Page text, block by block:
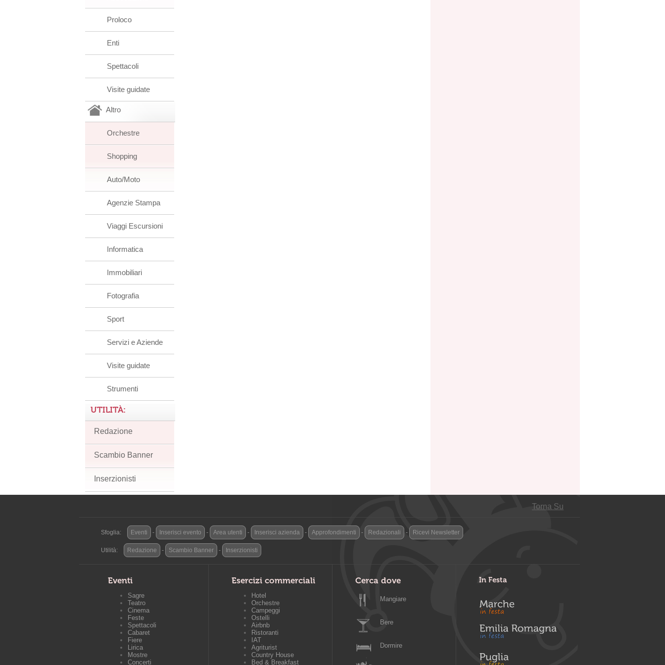
Proloco
Enti
Spettacoli
Visite guidate
Altro
Orchestre
Shopping
Auto/Moto
Agenzie Stampa
Viaggi Escursioni
Informatica
Immobiliari
Fotografia
Sport
Servizi e Aziende
Visite guidate
Strumenti
UTILITÀ:
Redazione
Scambio Banner
Inserzionisti
Torna Su
Sfoglia: Eventi - Inserisci evento - Area utenti - Inserisci azienda - Approfondimenti - Redazionali - Ricevi Newsletter
Utilità: Redazione - Scambio Banner - Inserzionisti
Eventi
Sagre
Teatro
Cinema
Feste
Spettacoli
Cabaret
Fiere
Lirica
Mostre
Concerti
Esercizi commerciali
Hotel
Orchestre
Campeggi
Ostelli
Airbnb
Ristoranti
IAT
Agriturist
Country House
Bed & Breakfast
Cerca dove
Mangiare
Bere
Dormire
In Festa